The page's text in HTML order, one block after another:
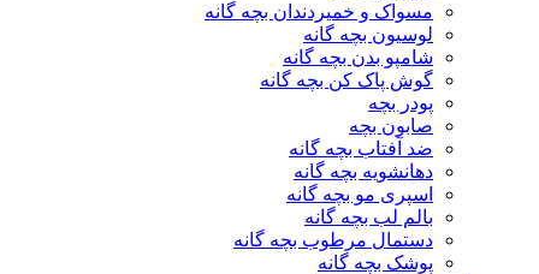
مسواک و خمیردندان بچه گانه
لوسیون بچه گانه
شامپو بدن بچه گانه
گوش پاک کن بچه گانه
پودر بچه
صابون بچه
ضد آفتاب بچه گانه
دهانشویه بچه گانه
اسپری مو بچه گانه
بالم لب بچه گانه
دستمال مرطوب بچه گانه
پوشک بچه گانه